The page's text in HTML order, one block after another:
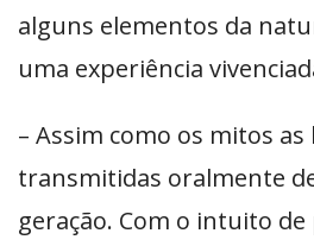
alguns elementos da
uma experiência
– Assim como os mitos
transmitidas oralmente
geração. Com o intuito